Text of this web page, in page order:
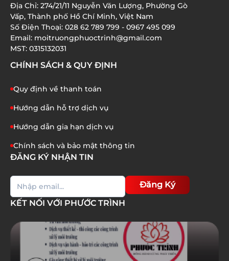
XỬ LÝ AMONI TRONG NƯỚC THẢI: 8 BƯỚC QUAN
TRỌNG BẠN CẦN BIẾT
01/07/2026
Địa Chỉ: 274/21/11 Nguyễn Văn Lượng, Phường Gò
Vấp, Thành phố Hồ Chí Minh, Việt Nam
Số Điện Thoại: 028 62 789 799 - 0967 495 099
Email: moitruongphuoctrinh@gmail.com
MST: 0315132031
CHÍNH SÁCH & QUY ĐỊNH
Quy định về thanh toán
Hướng dẫn hỗ trợ dịch vụ
Hướng dẫn gia hạn dịch vụ
Chính sách và bảo mật thông tin
ĐĂNG KÝ NHẬN TIN
Đăng Ký
KẾT NỐI VỚI PHƯỚC TRÌNH